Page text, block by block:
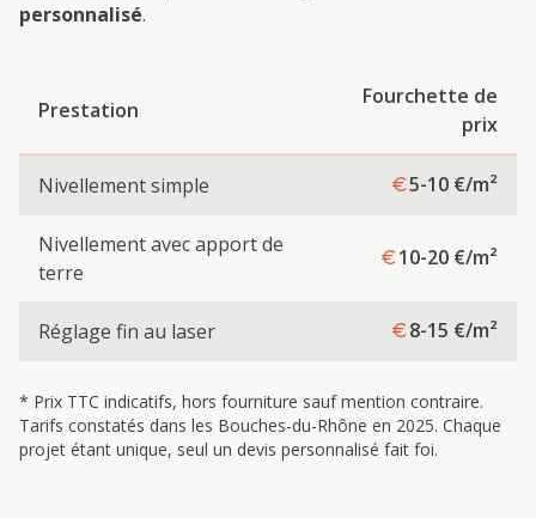
personnalisé.
Prestation
Fourchette de
prix
Nivellement simple 5-10 €/m²
Nivellement avec apport de
terre
10-20 €/m²
Réglage fin au laser 8-15 €/m²
* Prix TTC indicatifs, hors fourniture sauf mention contraire.
Tarifs constatés dans les Bouches-du-Rhône en 2025. Chaque
projet étant unique, seul un devis personnalisé fait foi.